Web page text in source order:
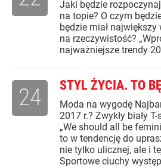
Jaki będzie
na topie? O czym
będzie miał największy
na rzeczywistość?
najważniejsze trendy
STYL ŻYCIA. TO
Moda na wygodę
2017 r.? Zwykły biały
„We should all be
to w tendencję do
nie tylko ulicznej, ale i
Sportowe ciuchy
24